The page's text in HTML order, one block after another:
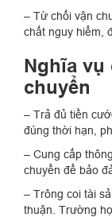
– Từ chối vận
chất nguy hiểm,
Nghĩa vụ
chuyển
– Trả đủ tiền
đúng thời hạn,
– Cung cấp
chuyển để bảo
– Trông coi tài
thuận. Trường